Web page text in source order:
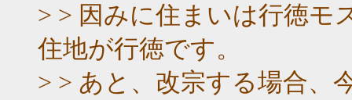
> > 因みに住まいは行徳モ
住地が行徳です。
> > あと、改宗する場合、